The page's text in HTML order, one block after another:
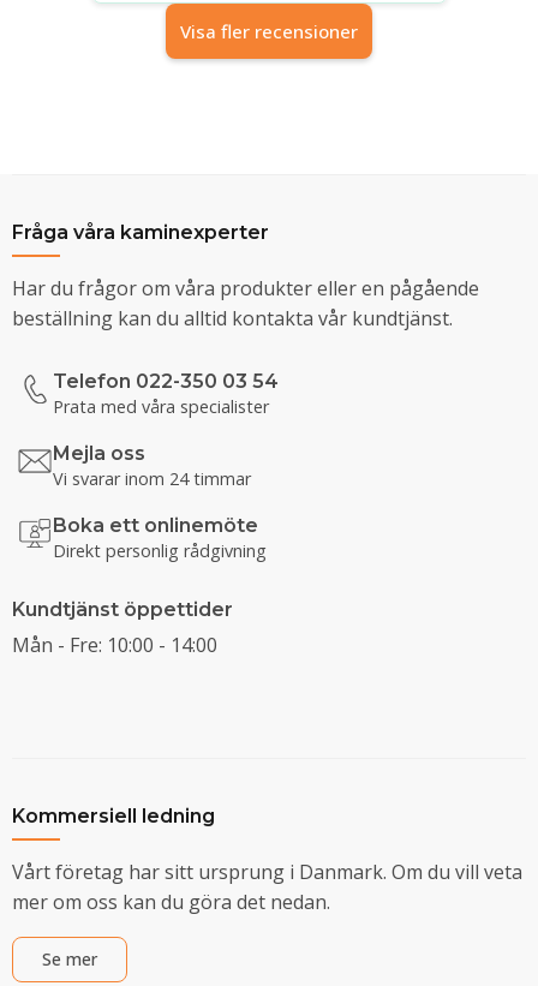
Visa fler recensioner
Fråga våra kaminexperter
Har du frågor om våra produkter eller en pågående
beställning kan du alltid kontakta vår kundtjänst.
Telefon 022-350 03 54
Prata med våra specialister
Mejla oss
Vi svarar inom 24 timmar
Boka ett onlinemöte
Direkt personlig rådgivning
Kundtjänst öppettider
Mån - Fre: 10:00 - 14:00
Kommersiell ledning
Vårt företag har sitt ursprung i Danmark. Om du vill veta
mer om oss kan du göra det nedan.
Se mer